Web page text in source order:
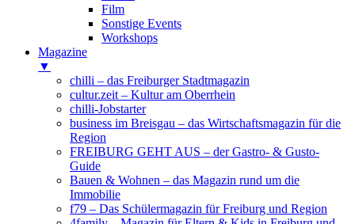
Film
Sonstige Events
Workshops
Magazine
▼
chilli – das Freiburger Stadtmagazin
cultur.zeit – Kultur am Oberrhein
chilli-Jobstarter
business im Breisgau – das Wirtschaftsmagazin für die
Region
FREIBURG GEHT AUS – der Gastro- & Gusto-
Guide
Bauen & Wohnen – das Magazin rund um die
Immobilie
f79 – Das Schülermagazin für Freiburg und Region